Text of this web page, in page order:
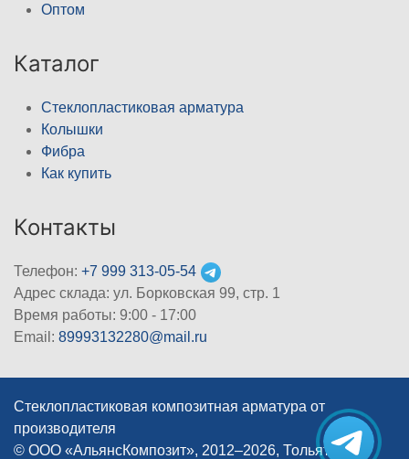
Оптом
Каталог
Стеклопластиковая арматура
Колышки
Фибра
Как купить
Контакты
Телефон: +7 999 313-05-54
Адрес склада: ул. Борковская 99, стр. 1
Время работы: 9:00 - 17:00
Email: 89993132280@mail.ru
Стеклопластиковая композитная арматура от
производителя
© ООО «АльянсКомпозит», 2012–2026, Тольятти
|